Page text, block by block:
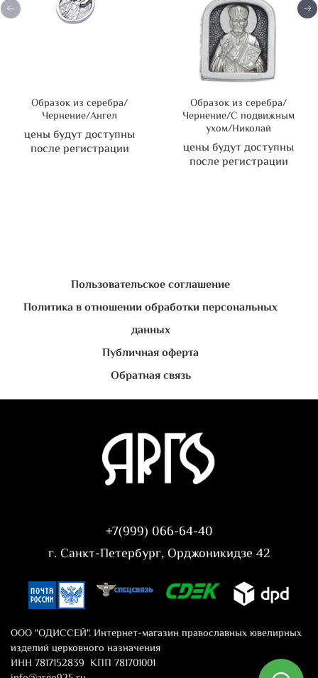
Образок из серебра/
Чернение/Ангел
цены будут доступны
после регистрации
Образок из серебра/
Чернение/С подвижным
ухом/Николай
цены будут доступны
после регистрации
Пользовательское соглашение
Политика в отношении обработки персональных
данных
Публичная оферта
Обратная связь
+7(999) 066-64-40
г. Санкт-Петербург, Орджоникидзе 42
ООО "ОДИССЕЙ". Интернет-магазин православных ювелирных
изделий церковного назначения
ИНН 7817152839 КПП 781701001